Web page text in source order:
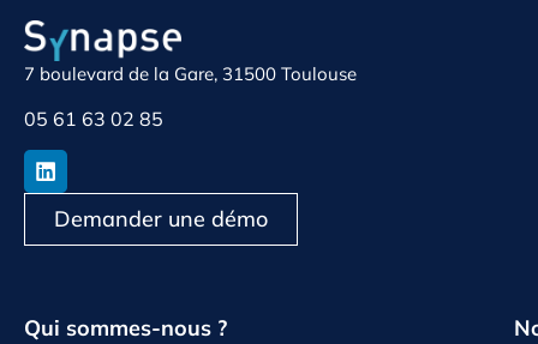
7 boulevard de la Gare, 31500 Toulouse
05 61 63 02 85
Demander une démo
Qui sommes-nous ?